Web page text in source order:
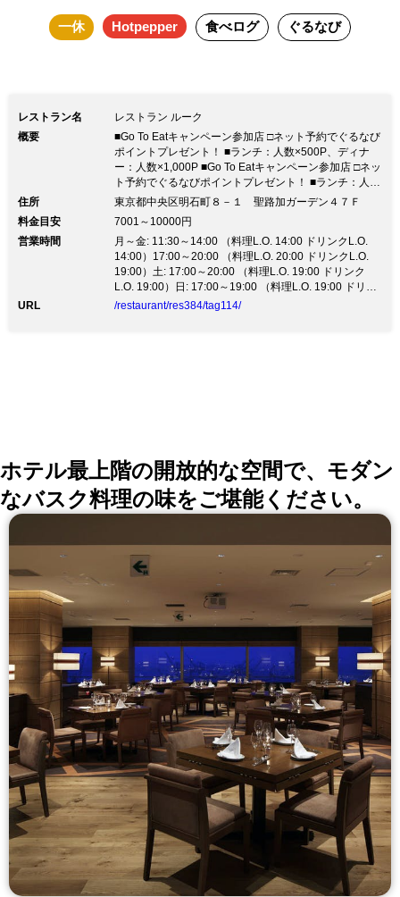
一休 Hotpepper 食べログ ぐるなび
レストラン名
レストラン ルーク
概要
■Go To Eatキャンペーン参加店 □ネット予約でぐるなび
ポイントプレゼント！ ■ランチ：人数×500P、ディナ
ー：人数×1,000P ■Go To Eatキャンペーン参加店 □ネッ
ト予約でぐるなびポイントプレゼント！ ■ランチ：人数
×500P、ディナー：人数×1,000P◆圧巻の夜景！東京タ
221mの天空のレストランでモダンイタリアンを愉しむ
◆至福の個室～4名様 貸切～150名様
住所
東京都中央区明石町８－１ 聖路加ガーデン４７Ｆ
料金目安
7001～10000円
営業時間
月～金: 11:30～14:00 （料理L.O. 14:00 ドリンクL.O.
14:00）17:00～20:00 （料理L.O. 20:00 ドリンクL.O.
19:00）土: 17:00～20:00 （料理L.O. 19:00 ドリンク
L.O. 19:00）日: 17:00～19:00 （料理L.O. 19:00 ドリン
クL.O. 19:00）祝日: 15:00～20:00 （料理L.O. 20:00 ド
URL /restaurant/res384/tag114/
ホテル最上階の開放的な空間で、モダン
なバスク料理の味をご堪能ください。